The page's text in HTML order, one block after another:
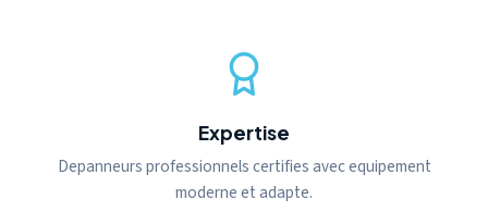
Expertise
Depanneurs professionnels certifies avec equipement
moderne et adapte.